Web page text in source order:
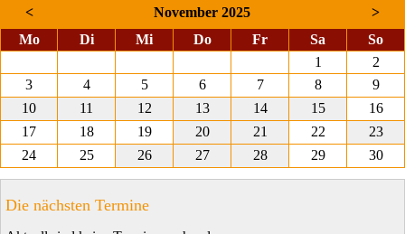
< November 2025
>
Montag Dienstag Mittwoch Donnerstag
Freitag Sa So
1
2
3
4 5 6 7 8
9
10
11 12 13 14 15
16
17
18 19 20 21 22
23
24
25 26 27 28 29 30
Die nächsten Termine